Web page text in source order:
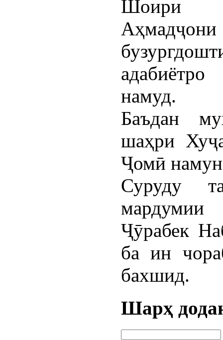
Шоири
намуд.
Баъдан
шаҳри
Ҷомӣ
Суруду
Ҷӯрабек
ба ин
бахшид.
Шарҳ